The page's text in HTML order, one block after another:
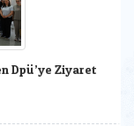
Dpü’ye Ziyaret